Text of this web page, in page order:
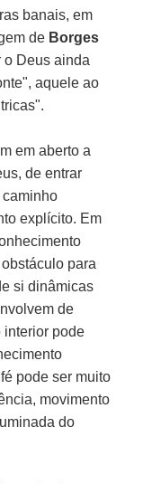
banais, em
de Borges
o Deus ainda
aquele ao
em aberto a
de entrar
caminho
explícito. Em
para
si dinâmicas
de
interior pode
pode ser muito
movimento
do